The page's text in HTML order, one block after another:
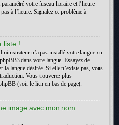
votre fuseau horaire et l’heure
à l’heure. Signalez ce problème à
liste !
n’a pas installé votre langue ou
dans votre langue. Essayez de
la langue désirée. Si elle n’existe pas, vous
Vous trouverez plus
(voir le lien en bas de page).
image avec mon nom